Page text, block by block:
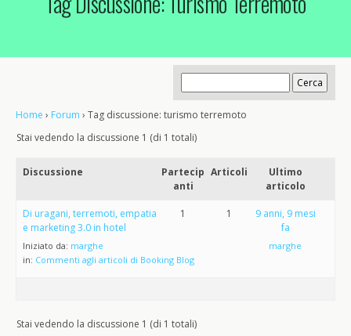
Home › Forum › Tag discussione: turismo terremoto
Stai vedendo la discussione 1 (di 1 totali)
Discussione
Partecip
anti
Articoli
Ultimo
articolo
Di uragani, terremoti, empatia
e marketing 3.0 in hotel
Iniziato da: marghe
in: Commenti agli articoli di Booking Blog
1 1
9 anni, 9 mesi
fa
marghe
Stai vedendo la discussione 1 (di 1 totali)